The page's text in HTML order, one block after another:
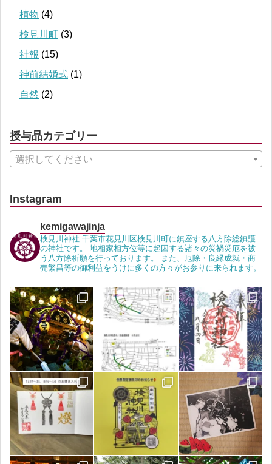
植物 (4)
検見川町 (3)
社報 (15)
神前結婚式 (1)
自然 (2)
授与品カテゴリー
選択してください
Instagram
kemigawajinja
検見川神社 千葉市花見川区検見川町に鎮座する八方除総鎮護
の神社です。 地相家相方位等に起因する諸々の災禍災厄を祓
う八方除祈願を行っております。 また、厄除・良縁成就・商
売繁昌等の御利益をうけに多くの方々がお参りに来られます。